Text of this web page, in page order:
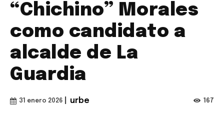
“Chichino” Morales
como candidato a
alcalde de La
Guardia
31 enero 2026 urbe 167